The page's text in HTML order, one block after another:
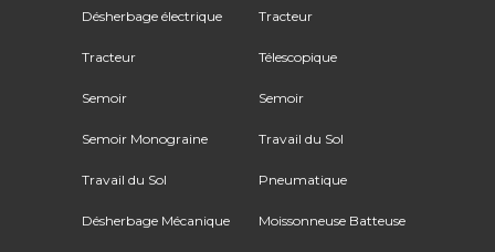
Désherbage électrique
Tracteur
Semoir
Semoir Monograine
Travail du Sol
Désherbage Mécanique
Tracteur
Télescopique
Semoir
Travail du Sol
Pneumatique
Moissonneuse Batteuse